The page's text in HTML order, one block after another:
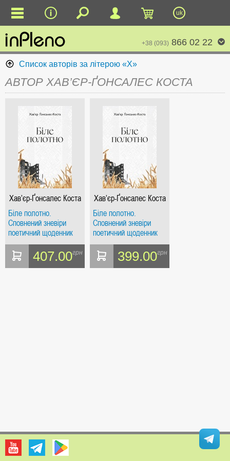
uk
+38 (093) 866 02 22
Список авторів за літерою «Х»
АВТОР ХАВ’ЄР-ҐОНСАЛЕС КОСТА
Хав’єр-Ґонсалес Коста
Біле полотно.
Сповнений зневіри
поетичний щоденник
війни в Україні.
407.00грн
Хав’єр-Ґонсалес Коста
Біле полотно.
Сповнений зневіри
поетичний щоденник
війни в Україні
399.00грн